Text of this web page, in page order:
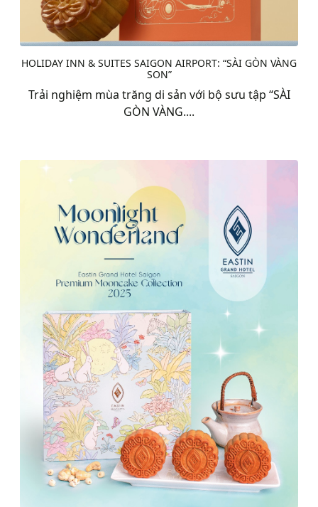
HOLIDAY INN & SUITES SAIGON AIRPORT: “SÀI GÒN VÀNG
SON”
Trải nghiệm mùa trăng di sản với bộ sưu tập “SÀI
GÒN VÀNG....